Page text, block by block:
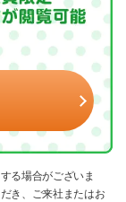
る場合がございま
き、ご来社またはお